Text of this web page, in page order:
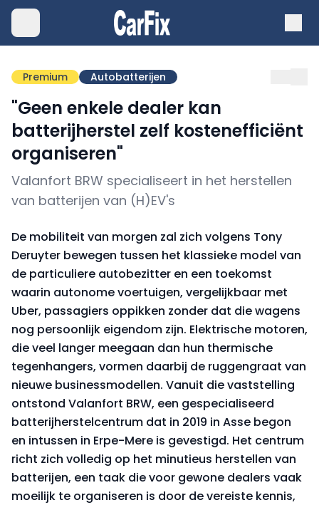
Premium Autobatterijen
"Geen enkele dealer kan
batterijherstel zelf kostenefficiënt
organiseren"
Valanfort BRW specialiseert in het herstellen
van batterijen van (H)EV's
De mobiliteit van morgen zal zich volgens Tony
Deruyter bewegen tussen het klassieke model van
de particuliere autobezitter en een toekomst
waarin autonome voertuigen, vergelijkbaar met
Uber, passagiers oppikken zonder dat die wagens
nog persoonlijk eigendom zijn. Elektrische motoren,
die veel langer meegaan dan hun thermische
tegenhangers, vormen daarbij de ruggengraat van
nieuwe businessmodellen. Vanuit die vaststelling
ontstond Valanfort BRW, een gespecialiseerd
batterijherstelcentrum dat in 2019 in Asse begon
en intussen in Erpe-Mere is gevestigd. Het centrum
richt zich volledig op het minutieus herstellen van
batterijen, een taak die voor gewone dealers vaak
moeilijk te organiseren is door de vereiste kennis,